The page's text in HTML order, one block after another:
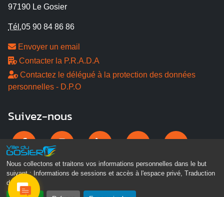
Nous collectons et traitons vos informations personnelles dans le but
suivant :
Informations de sessions et accès à l'espace privé, Traduction
des pages .
97190 Le Gosier
Tél.05 90 84 86 86
Envoyer un email
Contacter la P.R.A.D.A
Contactez le délégué à la protection des données
personnelles - D.P.O
Suivez-nous